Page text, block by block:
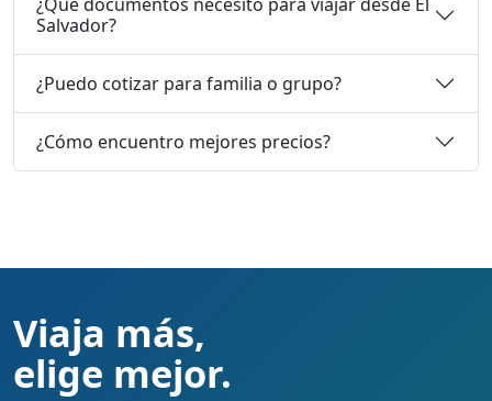
Salvador?
¿Puedo cotizar para familia o grupo?
¿Cómo encuentro mejores precios?
Viaja más,
elige mejor.